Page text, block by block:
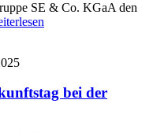
SE & Co. KGaA den
bei der